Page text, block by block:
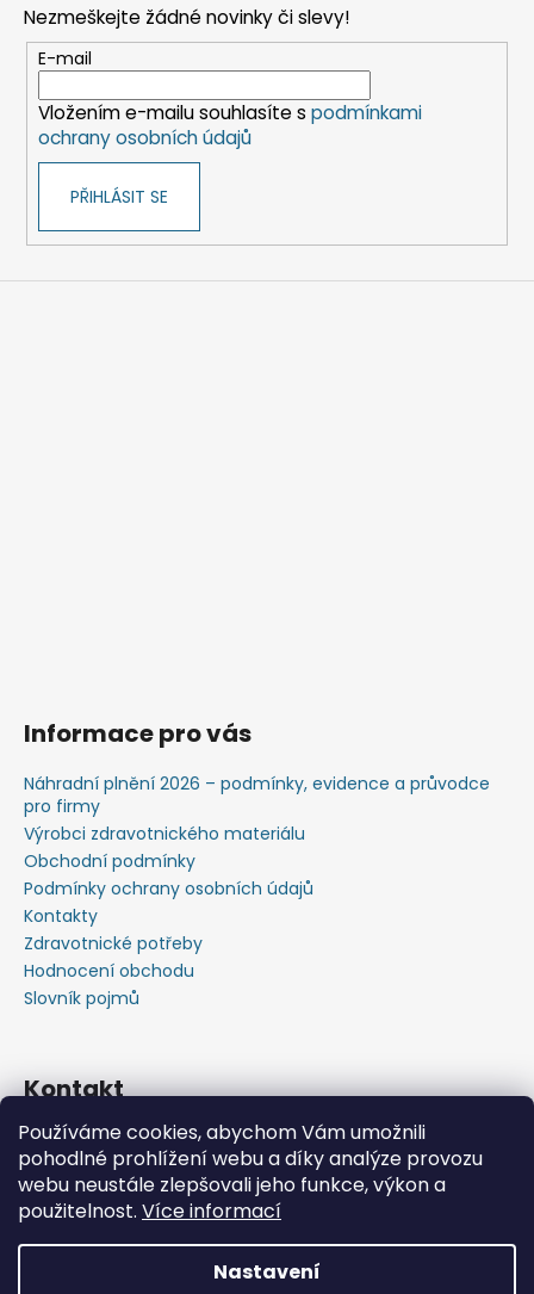
Používáme cookies, abychom Vám umožnili
pohodlné prohlížení webu a díky analýze provozu
webu neustále zlepšovali jeho funkce, výkon a
použitelnost. Více informací
Nastavení
a
c
í
p
r
ý
p
Nezmeškejte žádné novinky či slevy!
E-mail
Vložením e-mailu souhlasíte s podmínkami
ochrany osobních údajů
PŘIHLÁSIT SE
Informace pro vás
Náhradní plnění 2026 – podmínky, evidence a průvodce
pro firmy
Výrobci zdravotnického materiálu
Obchodní podmínky
Podmínky ochrany osobních údajů
Kontakty
Zdravotnické potřeby
Hodnocení obchodu
Slovník pojmů
Kontakt
+420603583759 ,+420734720049
https://www.facebook.com/profile.php?id=615793934
37445
https://www.youtube.com/@michalverner7685